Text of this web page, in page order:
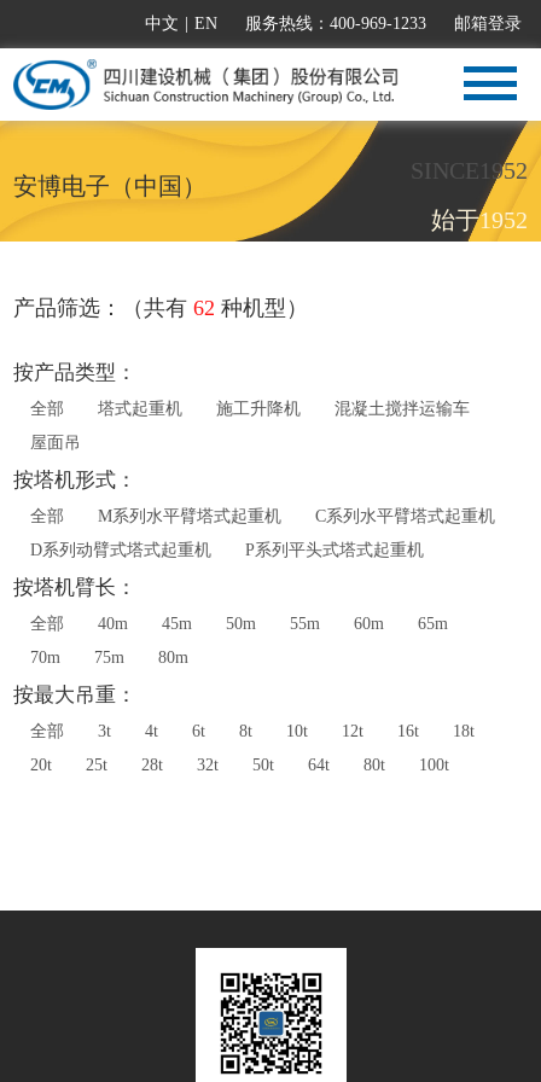
中文 EN 服务热线：400-969-1233 邮箱登录
安博电子（中国）
SINCE1952
始于1952
产品筛选：（共有62 种机型）
按产品类型：
全部 塔式起重机 施工升降机
混凝土搅拌运输车
屋面吊
按塔机形式：
全部 M系列水平臂塔式起重机
C系列水平臂塔式起重机
D系列动臂式塔式起重机
P系列平头式塔式起重机
按塔机臂长：
全部 40m 45m 50m 55m 60m
65m
70m
75m 80m
按最大吊重：
全部 3t 4t 6t 8t 10t 12t 16t
18t
20t
25t 28t 32t 50t 64t 80t 100t